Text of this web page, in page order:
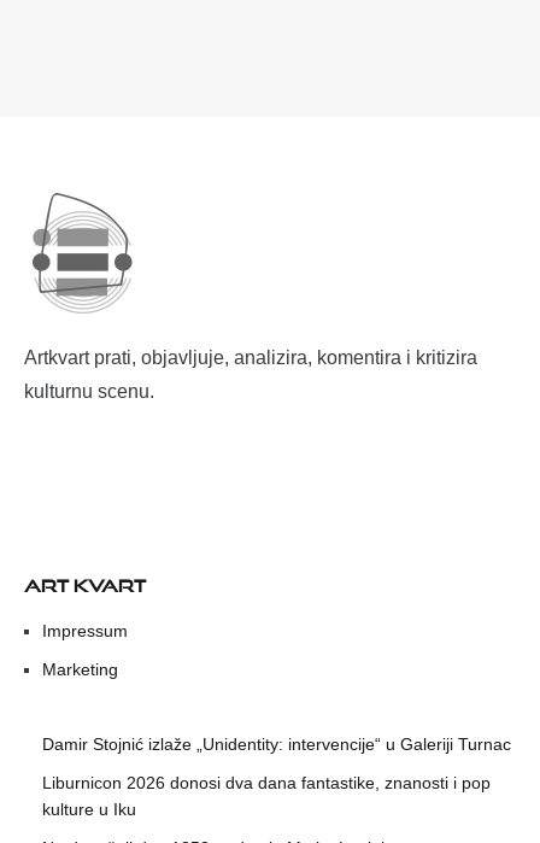
Artkvart prati, objavljuje, analizira, komentira i kritizira
kulturnu scenu.
ART KVART
Impressum
Marketing
Damir Stojnić izlaže „Unidentity: intervencije“ u Galeriji Turnac
Liburnicon 2026 donosi dva dana fantastike, znanosti i pop
kulture u Iku